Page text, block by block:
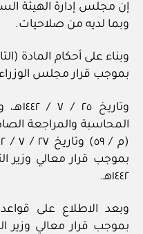
إن مجلس إدارة الهيئة
وبما لديه من صلاحيات.
وبناء على أحكام المادة
بموجب قرار مجلس الوزراء
المحاسبة والمراجعة
١٤٤٢هـ.
وبعد الاطلاع على